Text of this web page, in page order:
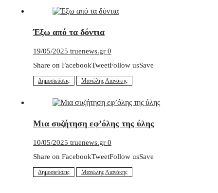
Έξω από τα δόντια
19/05/2025 truenews.gr 0
Share on FacebookTweetFollow usSave
Δημοσιεύσεις Μανώλης Λιανάκης
Μια συζήτηση εφ’όλης της ύλης
10/05/2025 truenews.gr 0
Share on FacebookTweetFollow usSave
Δημοσιεύσεις Μανώλης Λιανάκης